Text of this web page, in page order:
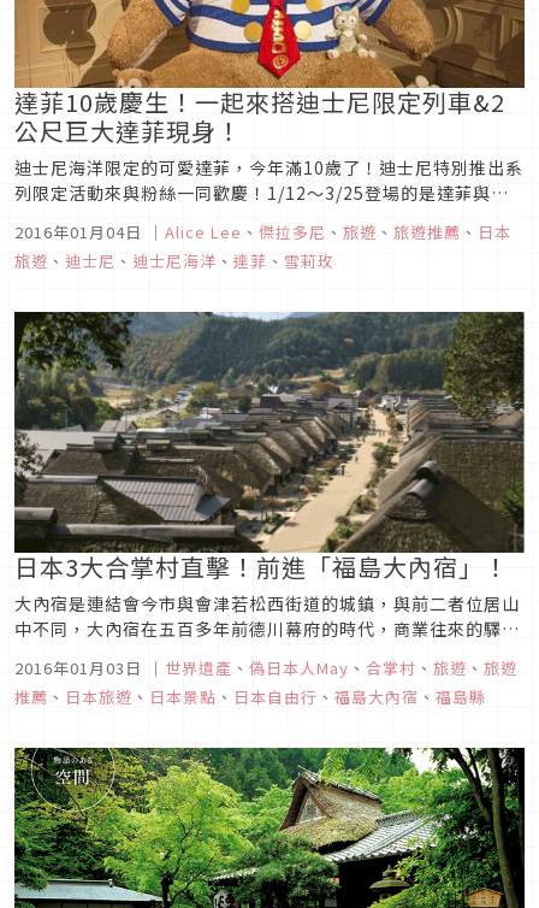
達菲10歲慶生！一起來搭迪士尼限定列車&2
公尺巨大達菲現身！
迪士尼海洋限定的可愛達菲，今年滿10歲了！迪士尼特別推出系
列限定活動來與粉絲一同歡慶！1/12～3/25登場的是達菲與好
拉多尼，與他們一起搭乘限定列車展開迪士尼海洋的冒險之旅
吧！
2016年01月04日 ｜ Alice Lee 、 傑拉多尼 、 旅遊 、 旅遊推薦 、 日本
旅遊 、 迪士尼 、 迪士尼海洋 、 達菲 、 雪莉玫
日本3大合掌村直擊！前進「福島大內宿」！
大內宿是連結會今市與會津若松西街道的城鎮，與前二者位居山
中不同，大內宿在五百多年前德川幕府的時代，商業往來的驛
鬧不少。
2016年01月03日 ｜ 世界遺產 、 偽日本人May 、 合掌村 、 旅遊 、 旅遊
推薦 、 日本旅遊 、 日本景點 、 日本自由行 、 福島大內宿 、 福島縣